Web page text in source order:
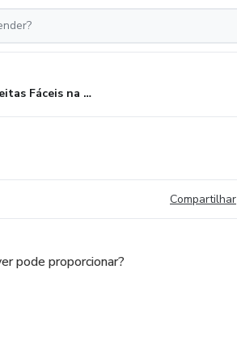
20 Receitas Fáceis na Air Fryer
Compartilhar
pode proporcionar?